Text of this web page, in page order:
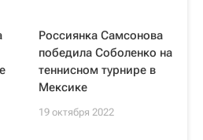
Россиянка Самсонова
победила Соболенко на
теннисном турнире в
Мексике
19 октября 2022